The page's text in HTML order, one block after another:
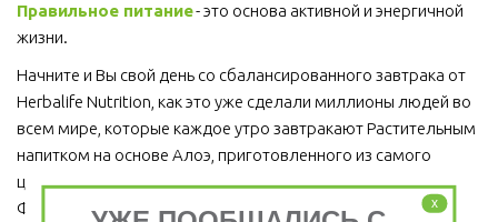
Правильное питание - это основа активной и энергичной
жизни.
Начните и Вы свой день со сбалансированного завтрака от
Herbalife Nutrition, как это уже сделали миллионы людей во
всем мире, которые каждое утро завтракают Растительным
напитком на основе Алоэ, приготовленного из самого
ценного сорта Алоэ Вера, Протеиновым коктейлем
Формула 1 и Травяным тонизирующим напитком (чай).
x